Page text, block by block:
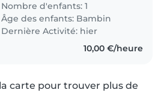
Nombre d'enfants: 1
Âge des enfants: Bambin
Dernière Activité: hier
10,00 €/heure
carte pour trouver plus de